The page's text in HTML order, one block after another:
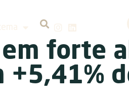
em forte
+5,41%